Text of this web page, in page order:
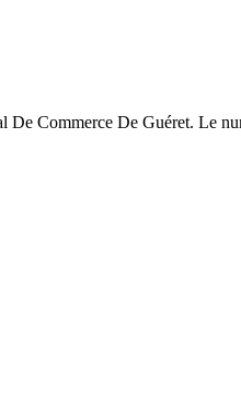
Commerce De Guéret. Le